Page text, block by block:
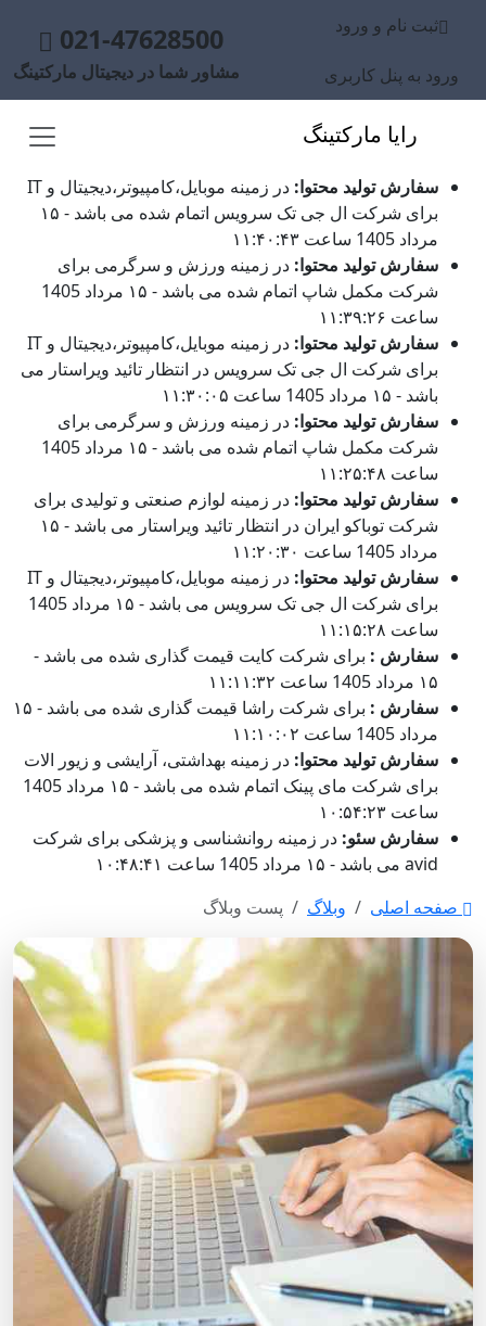
ثبت نام و ورود
ورود به پنل کاربری
021-47628500
مشاور شما در دیجیتال مارکتینگ
رایا مارکتینگ
سفارش تولید محتوا:
در زمینه موبایل،کامپیوتر،دیجیتال و IT
برای شرکت ال جی تک سرویس اتمام شده می باشد - ۱۵
مرداد 1405 ساعت ۱۱:۴۰:۴۳
سفارش تولید محتوا: در زمینه ورزش و سرگرمی برای
شرکت مکمل شاپ اتمام شده می باشد - ۱۵ مرداد 1405
ساعت ۱۱:۳۹:۲۶
سفارش تولید محتوا:
در زمینه موبایل،کامپیوتر،دیجیتال و IT
برای شرکت ال جی تک سرویس در انتظار تائید ویراستار می
باشد - ۱۵ مرداد 1405 ساعت ۱۱:۳۰:۰۵
سفارش تولید محتوا: در زمینه ورزش و سرگرمی برای
شرکت مکمل شاپ اتمام شده می باشد - ۱۵ مرداد 1405
ساعت ۱۱:۲۵:۴۸
سفارش تولید محتوا: در زمینه لوازم صنعتی و تولیدی برای
شرکت توباکو ایران در انتظار تائید ویراستار می باشد - ۱۵
مرداد 1405 ساعت ۱۱:۲۰:۳۰
سفارش تولید محتوا:
در زمینه موبایل،کامپیوتر،دیجیتال و IT
برای شرکت ال جی تک سرویس می باشد - ۱۵ مرداد 1405
ساعت ۱۱:۱۵:۲۸
سفارش : برای شرکت کایت قیمت گذاری شده می باشد -
۱۵ مرداد 1405 ساعت ۱۱:۱۱:۳۲
سفارش :
برای شرکت راشا قیمت گذاری شده می باشد - ۱۵
مرداد 1405 ساعت ۱۱:۱۰:۰۲
سفارش تولید محتوا: در زمینه بهداشتی، آرایشی و زیور الات
برای شرکت مای پینک اتمام شده می باشد - ۱۵ مرداد 1405
ساعت ۱۰:۵۴:۲۳
سفارش سئو: در زمینه روانشناسی و پزشکی برای شرکت
avid می باشد - ۱۵ مرداد 1405 ساعت ۱۰:۴۸:۴۱
صفحه اصلی
وبلاگ پست وبلاگ